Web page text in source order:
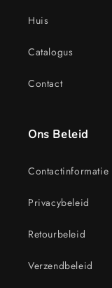
Huis
Catalogus
Contact
Ons Beleid
Contactinformatie
Privacybeleid
Retourbeleid
Verzendbeleid